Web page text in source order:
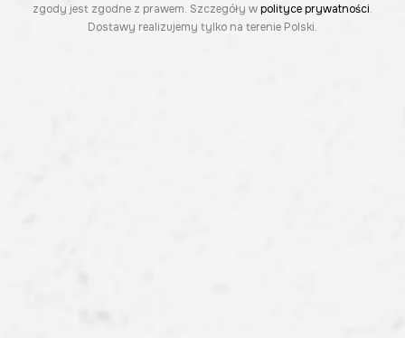
zgody jest zgodne z prawem. Szczegóły wpolityce prywatności.
Dostawy realizujemy tylko na terenie Polski.